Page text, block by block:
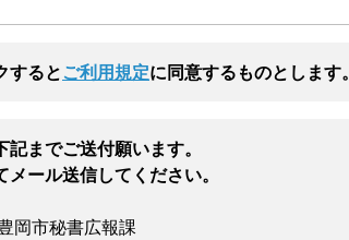
するとご利用規定に同意するものとします。
までご送付願います。
ール送信してください。
市秘書広報課